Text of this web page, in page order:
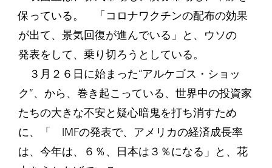
保っている。 「コロナワクチンの配布の効果
が出て、景気回復が進んでいる」と、ウソの
発表をして、乗り切ろうとしている。
３月２６日に始まった“アルケゴス・ショッ
ク”、から、巻き起こっている、世界中の投資家
たちの大きな不安と疑心暗鬼を打ち消すため
に、「 IMFの発表で、アメリカの経済成長率
は、今年は、６％、日本は３％になる」と、花